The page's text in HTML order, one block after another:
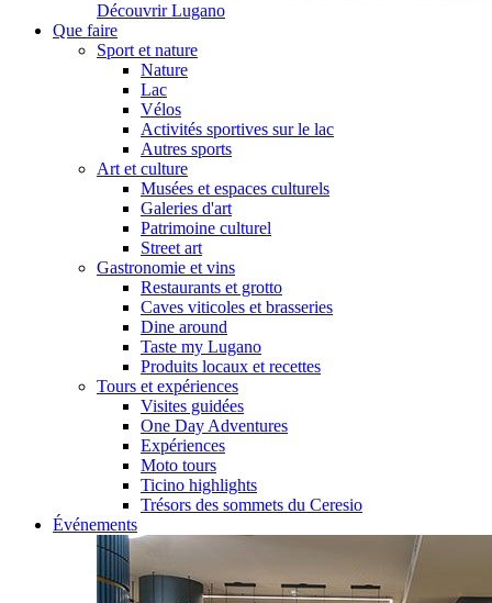
Découvrir Lugano
Que faire
Sport et nature
Nature
Lac
Vélos
Activités sportives sur le lac
Autres sports
Art et culture
Musées et espaces culturels
Galeries d'art
Patrimoine culturel
Street art
Gastronomie et vins
Restaurants et grotto
Caves viticoles et brasseries
Dine around
Taste my Lugano
Produits locaux et recettes
Tours et expériences
Visites guidées
One Day Adventures
Expériences
Moto tours
Ticino highlights
Trésors des sommets du Ceresio
Événements